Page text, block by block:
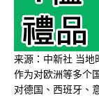
来源：中新社 当地
作为对欧洲等多个
对德国、西班牙、